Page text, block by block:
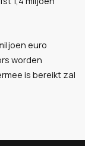
euro
worden
is bereikt zal